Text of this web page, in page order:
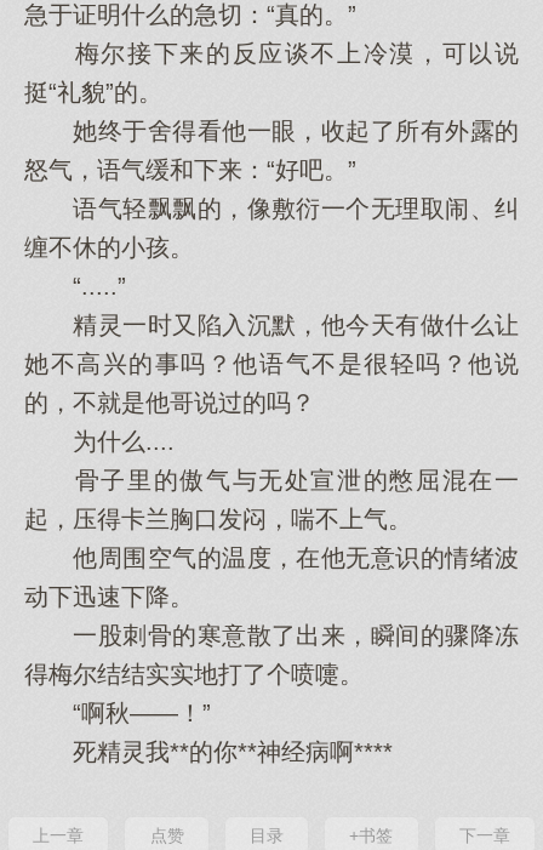
急于证明什么的急切：“真的。”
梅尔接下来的反应谈不上冷漠，可以说
挺“礼貌”的。
她终于舍得看他一眼，收起了所有外露的
怒气，语气缓和下来：“好吧。”
语气轻飘飘的，像敷衍一个无理取闹、纠
缠不休的小孩。
“.....”
精灵一时又陷入沉默，他今天有做什么让
她不高兴的事吗？他语气不是很轻吗？他说
的，不就是他哥说过的吗？
为什么....
骨子里的傲气与无处宣泄的憋屈混在一
起，压得卡兰胸口发闷，喘不上气。
他周围空气的温度，在他无意识的情绪波
动下迅速下降。
一股刺骨的寒意散了出来，瞬间的骤降冻
得梅尔结结实实地打了个喷嚏。
“啊秋——！”
死精灵我**的你**神经病啊****
上一章 点赞 目录 +书签 下一章